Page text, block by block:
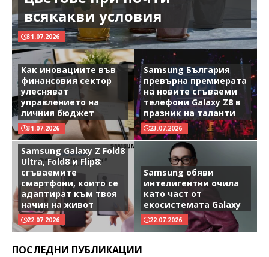
всякакви условия
31.07.2026
Как иновациите във
финансовия сектор
улесняват
управлението на
личния бюджет
31.07.2026
Samsung България
превърна премиерата
на новите сгъваеми
телефони Galaxy Z8 в
празник на таланти
23.07.2026
Samsung Galaxy Z Fold8
Ultra, Fold8 и Flip8:
сгъваемите
смартфони, които се
адаптират към твоя
начин на живот
22.07.2026
Samsung обяви
интелигентни очила
като част от
екосистемата Galaxy
22.07.2026
ПОСЛЕДНИ ПУБЛИКАЦИИ